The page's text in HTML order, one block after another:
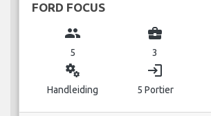
FORD FOCUS
group
5
business_center
3
miscellaneous_services
Handleiding
login
5 Portier